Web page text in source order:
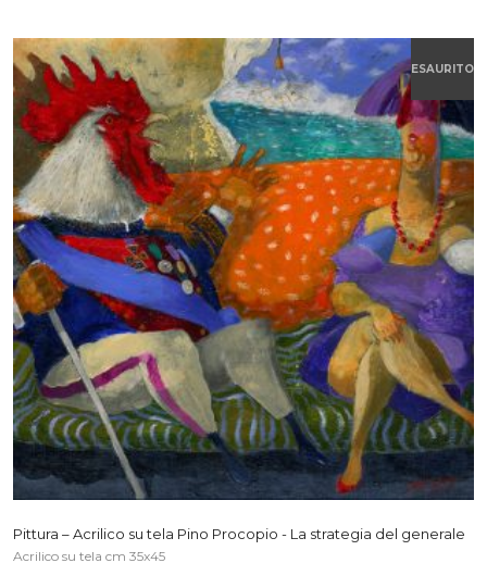
ESAURITO
Pittura – Acrilico su tela Pino Procopio - La strategia del generale
Acrilico su tela cm 35x45